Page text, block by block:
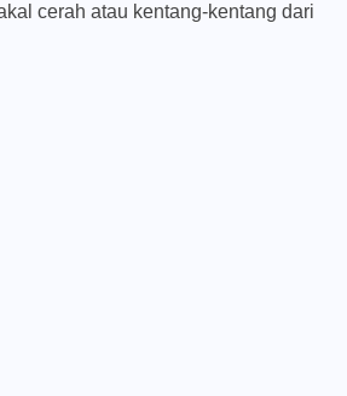
cerah atau kentang-kentang dari